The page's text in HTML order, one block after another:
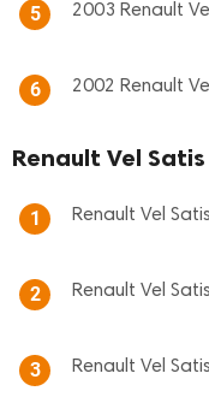
5 2003 Renault
6 2002 Renault
Renault Vel
1 Renault Vel
2 Renault Vel
3 Renault Vel